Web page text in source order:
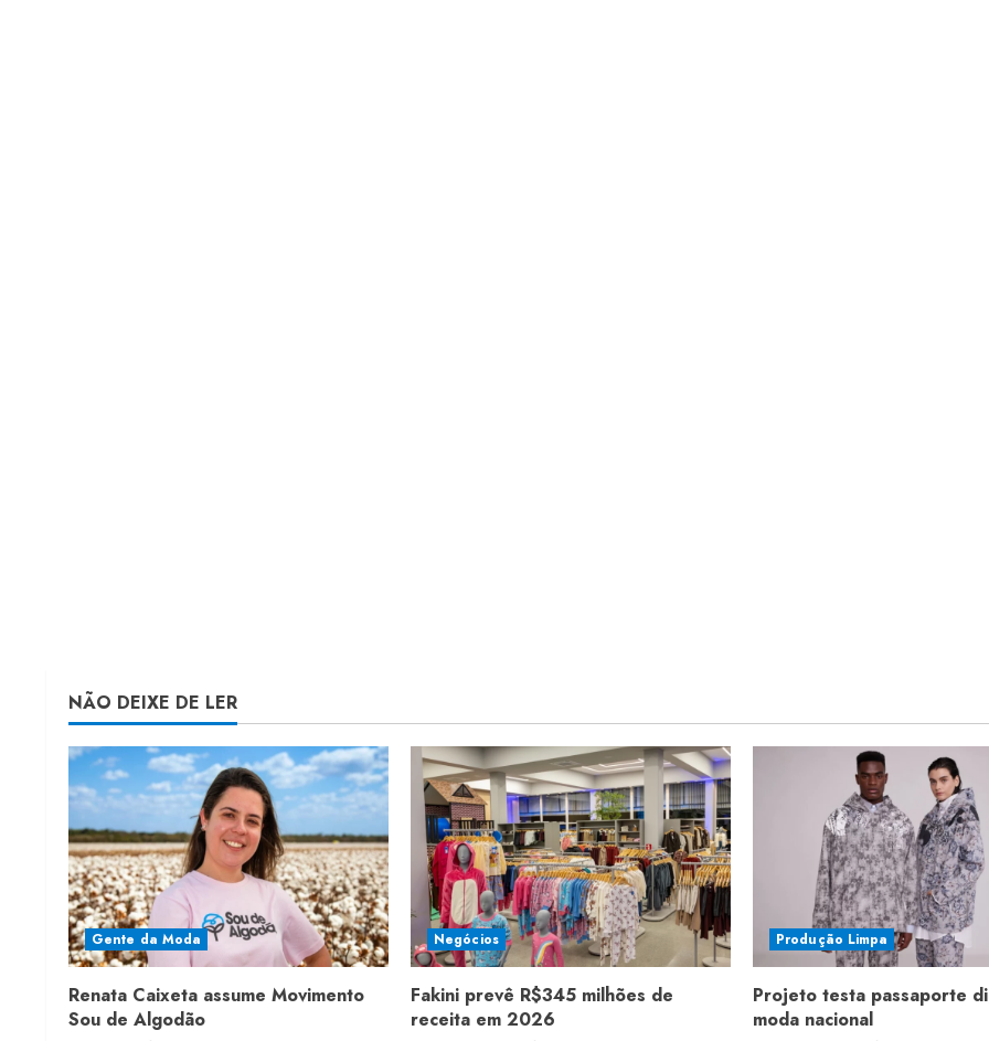
NÃO DEIXE DE LER
Gente da Moda
Renata Caixeta assume Movimento
Sou de Algodão
Negócios
Fakini prevê R$345 milhões de
receita em 2026
Produção Limpa
Projeto testa passaporte
moda nacional